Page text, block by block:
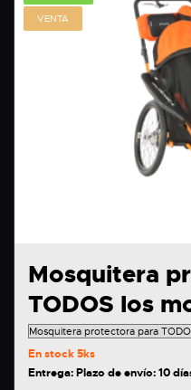
VENTA
Mosquitera
TODOS los
En stock5ks
Entrega: Plazo de envío: 10